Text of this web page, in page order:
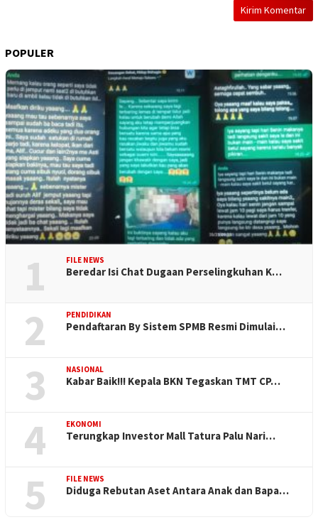
POPULER
1 FILE NEWS
Beredar Isi Chat Dugaan Perselingkuhan K…
2 PENDIDIKAN
Pendaftaran By Sistem SPMB Resmi Dimulai…
3 NASIONAL
Kabar Baik!!! Kepala BKN Tegaskan TMT CP…
4 EKONOMI
Terungkap Investor Mall Tatura Palu Nari…
5 FILE NEWS
Diduga Rebutan Aset Antara Anak dan Bapa…